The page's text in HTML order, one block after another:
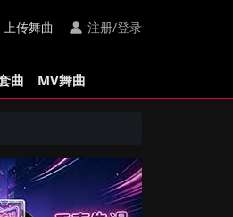
上传舞曲 注册/登录
曲 MV舞曲
Next